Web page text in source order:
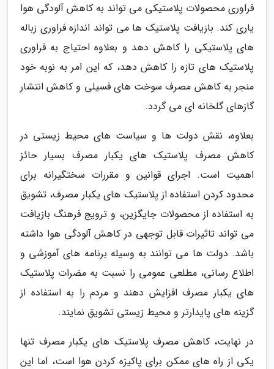
فراوری محصولات پلاستیکی می تواند به کاهش آلودگی هوا
یاری کند. بازیافت پلاستیک ها می تواند اندازه فراوری زباله
های پلاستیکی را کاهش دهد و بعلاوه احتیاج به فراوری
پلاستیک های تازه را کاهش دهد، که این امر به نوبه خود
منجر به کاهش مصرف سوخت های فسیلی و کاهش انتشار
گازهای گلخانه ای می گردد.
بعلاوه، نقش دولت ها و سیاست های محیط زیستی در
کاهش مصرف پلاستیک های یکبار مصرف بسیار حائز
اهمیت است. اجرای قوانین و مقررات سختگیرانه برای
محدود کردن استفاده از پلاستیک های یکبار مصرف، تشویق
به استفاده از محصولات جایگزین، و ترویج فرهنگ بازیافت
می تواند تاثیرات قابل توجهی در کاهش آلودگی هوا داشته
باشد. دولت ها می توانند به وسیله برنامه های آموزشی و
اطلاع رسانی، مطلعی عمومی را نسبت به مضرات پلاستیک
های یکبار مصرف افزایش دهند و مردم را به استفاده از
گزینه های پایدارتر و محیط زیستی تشویق نمایند.
در نهایت، کاهش مصرف پلاستیک های یکبار مصرف تنها
یکی از راه های ممکن برای پاکیزه کردن هوا است، اما این